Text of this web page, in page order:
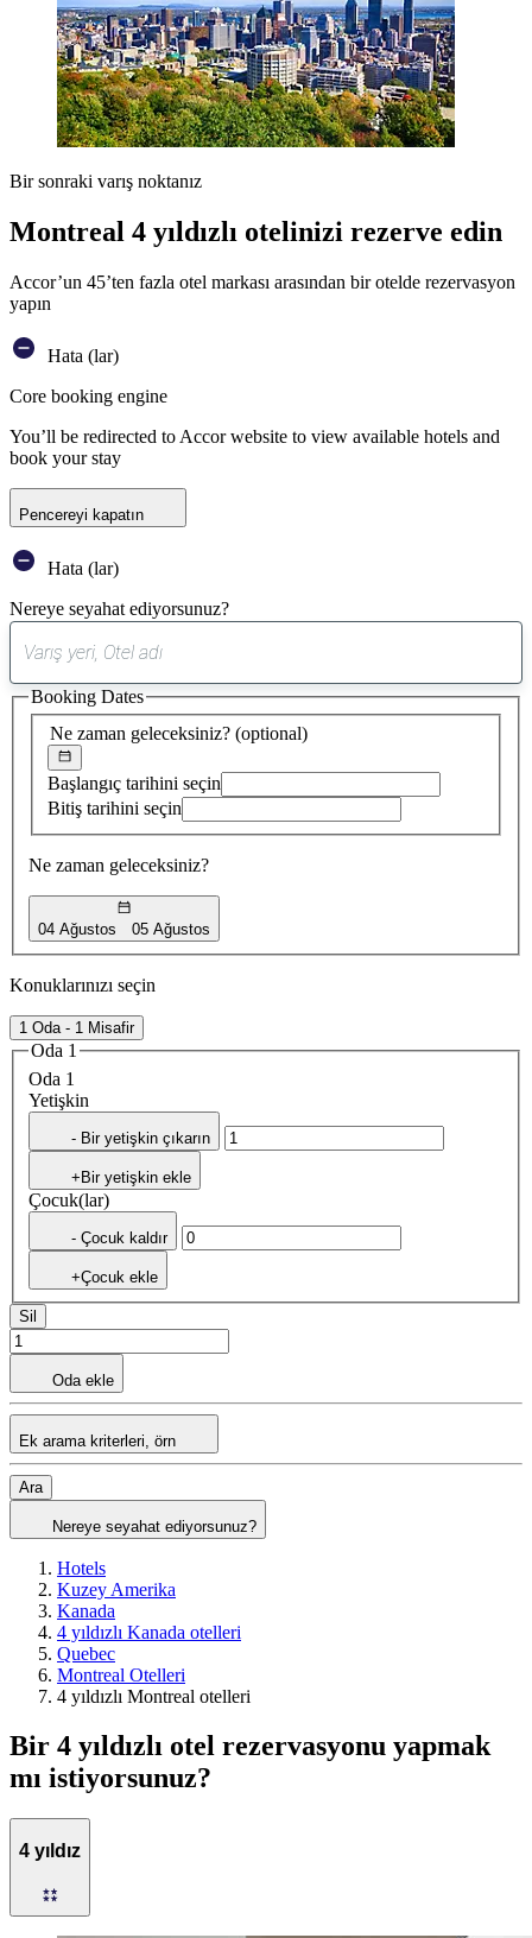
Bir sonraki varış noktanız
Montreal 4 yıldızlı otelinizi rezerve edin
Accor’un 45’ten fazla otel markası arasından bir otelde rezervasyon
yapın
Hata (lar)
Core booking engine
You’ll be redirected to Accor website to view available hotels and
book your stay
Pencereyi kapatın
Hata (lar)
Nereye seyahat ediyorsunuz?
öneri
bulundu
Ne zaman geleceksiniz? (optional)
Başlangıç tarihini seçin
Bitiş tarihini seçin
Ne zaman geleceksiniz?
04 Ağustos 05 Ağustos
Booking Dates
Konuklarınızı seçin
1 Oda - 1 Misafir
Oda 1
Oda 1
Yetişkin
- Bir yetişkin çıkarın
+Bir yetişkin ekle
Çocuk(lar)
- Çocuk kaldır
+Çocuk ekle
Sil
Oda ekle
Ek arama kriterleri, örn
Ara
Nereye seyahat ediyorsunuz?
Hotels
Kuzey Amerika
Kanada
4 yıldızlı Kanada otelleri
Quebec
Montreal Otelleri
4 yıldızlı Montreal otelleri
Bir 4 yıldızlı otel rezervasyonu yapmak
mı istiyorsunuz?
4 yıldız